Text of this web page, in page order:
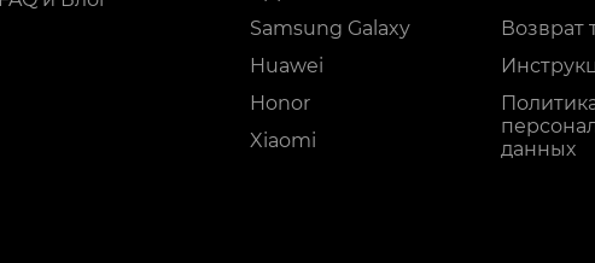
Samsung Galaxy
Huawei
Honor
Xiaomi
Возврат
данных